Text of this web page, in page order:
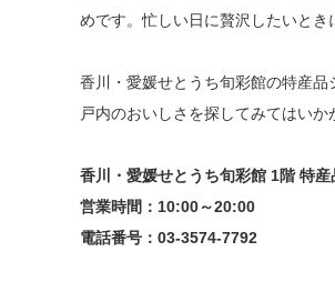
めです。忙しい日に贅沢したいとき
香川・愛媛せとうち旬彩館の特産
戸内のおいしさを探してみてはい
香川・愛媛せとうち旬彩館 1階 特産
営業時間：10:00～20:00
電話番号：03-3574-7792